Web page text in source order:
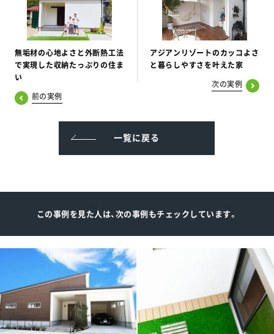
無垢材の心地よさと外断熱工法
で実現した収納たっぷりの住ま
い
前の実例
アジアンリゾートのカッコよさ
と暮らしやすさを叶えた家
次の実例
一覧に戻る
この事例を見た人は、次の事例もチェックしています。